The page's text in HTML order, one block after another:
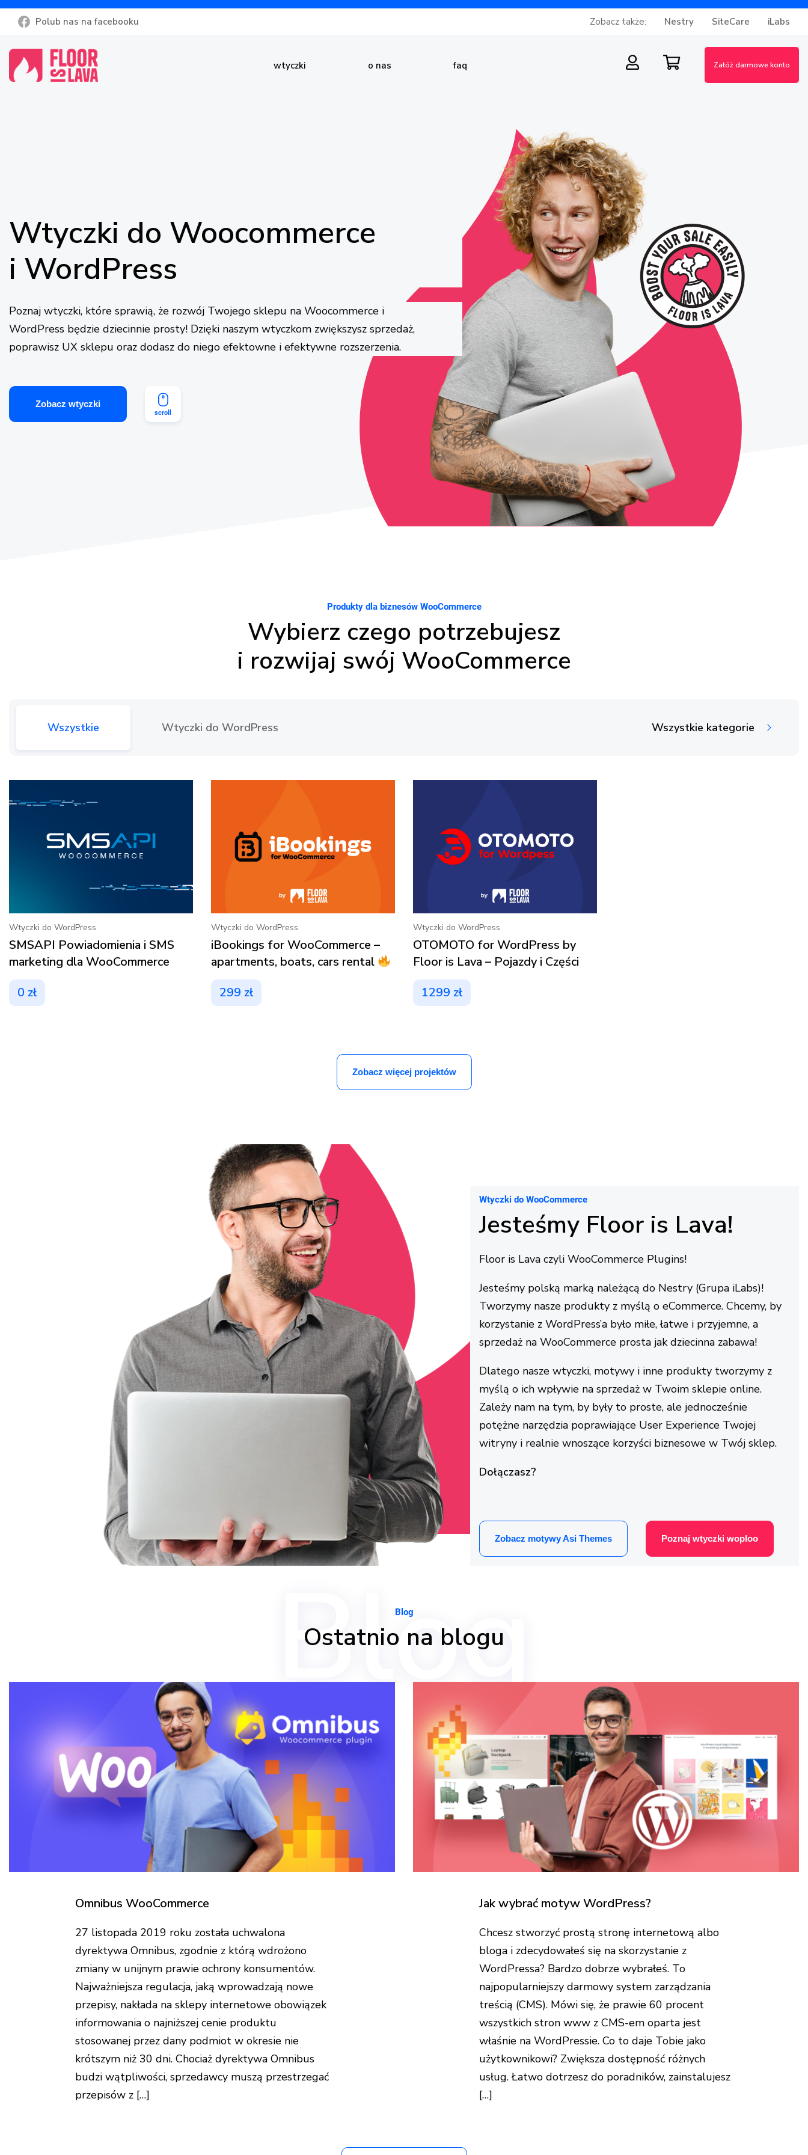
Polub nas na facebooku Zobacz także: Nestry SiteCare iLabs
wtyczki o nas faq Załóż darmowe konto
Wtyczki do Woocommerce
i WordPress
Poznaj wtyczki, które sprawią, że rozwój Twojego sklepu na Woocommerce i
WordPress będzie dziecinnie prosty! Dzięki naszym wtyczkom zwiększysz sprzedaż,
poprawisz UX sklepu oraz dodasz do niego efektowne i efektywne rozszerzenia.
Zobacz wtyczki
scroll
Produkty dla biznesów WooCommerce
Wybierz czego potrzebujesz
i rozwijaj swój WooCommerce
Wszystkie Wtyczki do WordPress Wszystkie kategorie
Wtyczki do WordPress
SMSAPI Powiadomienia i SMS
marketing dla WooCommerce
0 zł
Wtyczki do WordPress
iBookings for WooCommerce –
apartments, boats, cars rental
299 zł
Wtyczki do WordPress
OTOMOTO for WordPress by
Floor is Lava – Pojazdy i Części
1299 zł
Zobacz więcej projektów
Wtyczki do WooCommerce
Jesteśmy Floor is Lava!
Floor is Lava czyli WooCommerce Plugins!
Jesteśmy polską marką należącą do Nestry (Grupa iLabs)!
Tworzymy nasze produkty z myślą o eCommerce. Chcemy, by
korzystanie z WordPress’a było miłe, łatwe i przyjemne, a
sprzedaż na WooCommerce prosta jak dziecinna zabawa!
Dlatego nasze wtyczki, motywy i inne produkty tworzymy z
myślą o ich wpływie na sprzedaż w Twoim sklepie online.
Zależy nam na tym, by były to proste, ale jednocześnie
potężne narzędzia poprawiające User Experience Twojej
witryny i realnie wnoszące korzyści biznesowe w Twój sklep.
Dołączasz?
Zobacz motywy Asi Themes Poznaj wtyczki woploo
Blog
Ostatnio na blogu
Blog
Omnibus WooCommerce
27 listopada 2019 roku została uchwalona
dyrektywa Omnibus, zgodnie z którą wdrożono
zmiany w unijnym prawie ochrony konsumentów.
Najważniejsza regulacja, jaką wprowadzają nowe
przepisy, nakłada na sklepy internetowe obowiązek
informowania o najniższej cenie produktu
stosowanej przez dany podmiot w okresie nie
krótszym niż 30 dni. Chociaż dyrektywa Omnibus
budzi wątpliwości, sprzedawcy muszą przestrzegać
przepisów z […]
Jak wybrać motyw WordPress?
Chcesz stworzyć prostą stronę internetową albo
bloga i zdecydowałeś się na skorzystanie z
WordPressa? Bardzo dobrze wybrałeś. To
najpopularniejszy darmowy system zarządzania
treścią (CMS). Mówi się, że prawie 60 procent
wszystkich stron www z CMS-em oparta jest
właśnie na WordPressie. Co to daje Tobie jako
użytkownikowi? Zwiększa dostępność różnych
usług. Łatwo dotrzesz do poradników, zainstalujesz
[…]